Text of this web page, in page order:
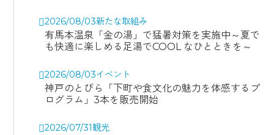
2026/08/03新たな取組み
有馬本温泉「金の湯」で猛暑対策を実施中～夏で
も快適に楽しめる足湯でCOOL なひとときを～
2026/08/03イベント
神戸のとびら「下町や食文化の魅力を体感するプ
ログラム」3本を販売開始
2026/07/31観光